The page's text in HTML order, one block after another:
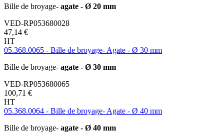
Bille de broyage- agate - Ø 20 mm
VED-RP053680028
47,14 €
HT
05.368.0065 - Bille de broyage- Agate - Ø 30 mm
Bille de broyage- agate - Ø 30 mm
VED-RP053680065
100,71 €
HT
05.368.0064 - Bille de broyage- Agate - Ø 40 mm
Bille de broyage- agate - Ø 40 mm